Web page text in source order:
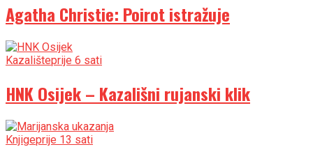
Agatha Christie: Poirot istražuje
Kazališteprije 6 sati
HNK Osijek – Kazališni rujanski klik
Knjigeprije 13 sati